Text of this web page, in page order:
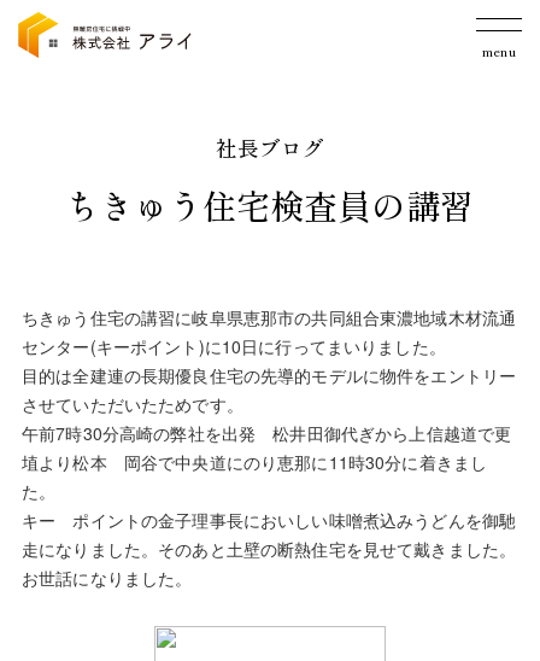
menu
社長ブログ
ちきゅう住宅検査員の講習
ちきゅう住宅の講習に岐阜県恵那市の共同組合東濃地域木材流通
センター(キーポイント)に10日に行ってまいりました。
目的は全建連の長期優良住宅の先導的モデルに物件をエントリー
させていただいたためです。
午前7時30分高崎の弊社を出発 松井田御代ぎから上信越道で更
埴より松本 岡谷で中央道にのり恵那に11時30分に着きまし
た。
キー ポイントの金子理事長においしい味噌煮込みうどんを御馳
走になりました。そのあと土壁の断熱住宅を見せて戴きました。
お世話になりました。